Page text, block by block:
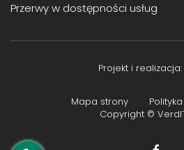
Przerwy w dostępności usług
Projekt i realizacja:
Mapa strony
Copyright ©